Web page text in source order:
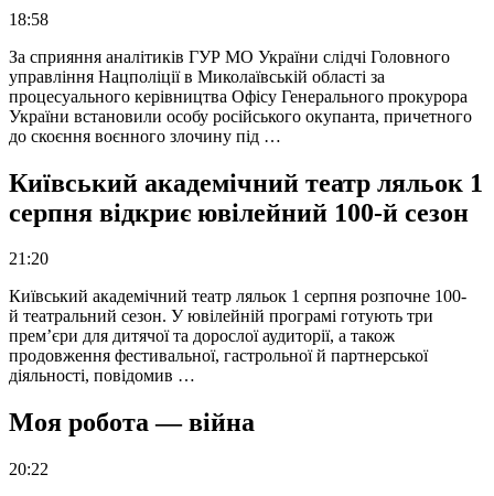
18:58
За сприяння аналітиків ГУР МО України слідчі Головного
управління Нацполіції в Миколаївській області за
процесуального керівництва Офісу Генерального прокурора
України встановили особу російського окупанта, причетного
до скоєння воєнного злочину під …
Київський академічний театр ляльок 1
серпня відкриє ювілейний 100-й сезон
21:20
Київський академічний театр ляльок 1 серпня розпочне 100-
й театральний сезон. У ювілейній програмі готують три
прем’єри для дитячої та дорослої аудиторії, а також
продовження фестивальної, гастрольної й партнерської
діяльності, повідомив …
Моя робота — війна
20:22